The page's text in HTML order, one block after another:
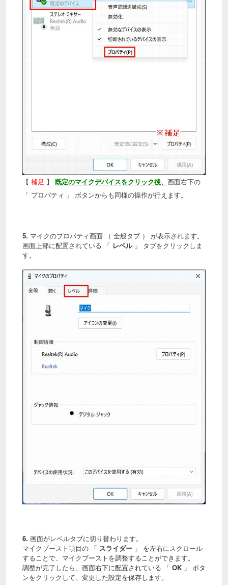
【 補足 】 既定のマイクデバイスをクリック後、 画面右下の
「 プロパティ 」 ボタンからも同様の操作が行えます。
5. マイクのプロパティ画面 （ 全般タブ ） が表示されます。
画面上部に配置されている 「 レベル」 タブをクリックしま
す。
6. 画面がレベルタブに切り替わります。
マイクブースト項目の 「 スライダー 」 を左右にスクロール
することで、マイクブーストを調整することができます。
調整が完了したら、画面右下に配置されている 「 OK 」 ボタ
ンをクリックして、変更した設定を保存します。